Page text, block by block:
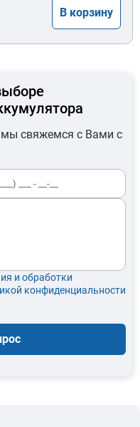
В корзину
мы свяжемся с Вами с
и обработки
конфиденциальности